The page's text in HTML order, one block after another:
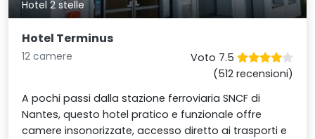
Hotel 2 stelle
Hotel Terminus
12 camere
Voto 7.5
(512 recensioni)
A pochi passi dalla stazione ferroviaria SNCF di
Nantes, questo hotel pratico e funzionale offre
camere insonorizzate, accesso diretto ai trasporti e